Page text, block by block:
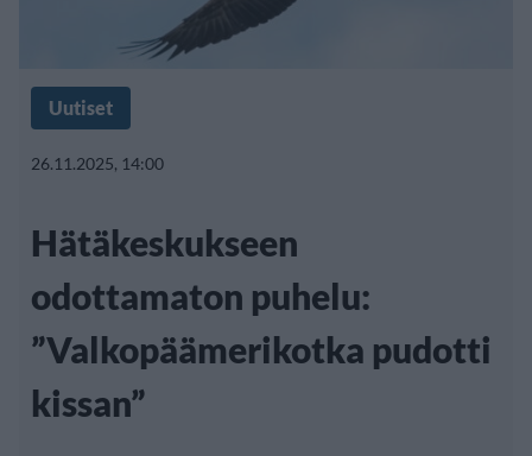
Uutiset
26.11.2025, 14:00
Hätäkeskukseen
odottamaton puhelu:
”Valkopäämerikotka pudotti
kissan”